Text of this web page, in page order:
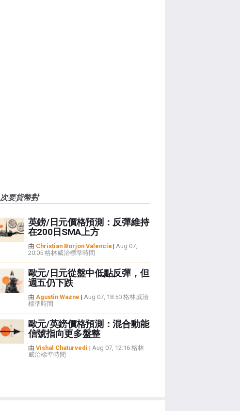
次要貨幣對
英鎊/日元價格預測：反彈維持
在200日SMA上方
由 Christian Borjon Valencia| Aug 07,
20:05 格林威治標準時間
歐元/日元從盤中低點反彈，但
週五仍下跌
由 Agustin Wazne | Aug 07, 18:50 格林威治
標準時間
歐元/英鎊價格預測：混合動能
信號指向更多盤整
由 Vishal Chaturvedi | Aug 07, 12:16 格林
威治標準時間